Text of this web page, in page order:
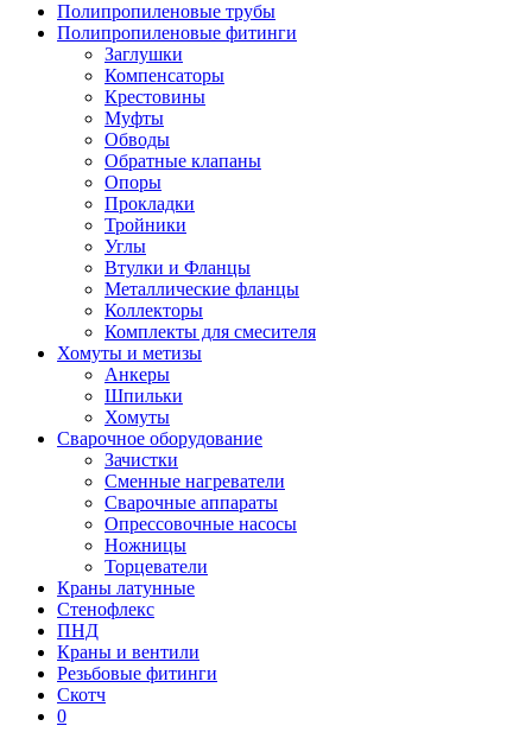
Полипропиленовые трубы
Полипропиленовые фитинги
Заглушки
Компенсаторы
Крестовины
Муфты
Обводы
Обратные клапаны
Опоры
Прокладки
Тройники
Углы
Втулки и Фланцы
Металлические фланцы
Коллекторы
Комплекты для смесителя
Хомуты и метизы
Анкеры
Шпильки
Хомуты
Сварочное оборудование
Зачистки
Сменные нагреватели
Сварочные аппараты
Опрессовочные насосы
Ножницы
Торцеватели
Краны латунные
Стенофлекс
ПНД
Краны и вентили
Резьбовые фитинги
Скотч
0